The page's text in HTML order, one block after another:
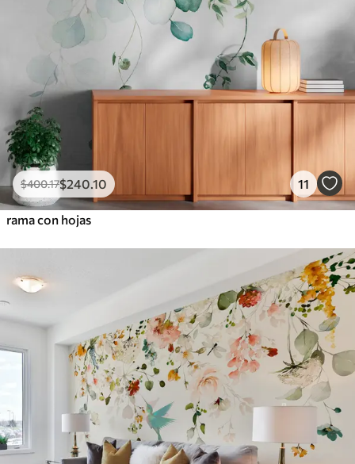
$400.17$240 .10 11
rama con hojas